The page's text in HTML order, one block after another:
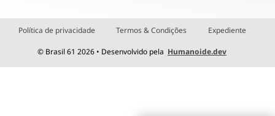
Política de privacidade Termos & Condições Expediente
© Brasil 61 2026 • Desenvolvido pela Humanoide.dev